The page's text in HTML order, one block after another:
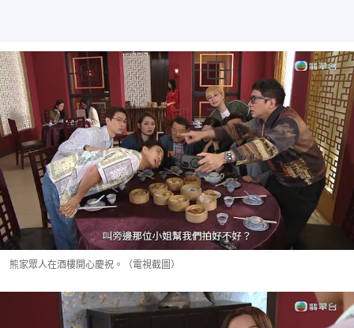
熊家眾人在酒樓開心慶祝。（電視截圖）